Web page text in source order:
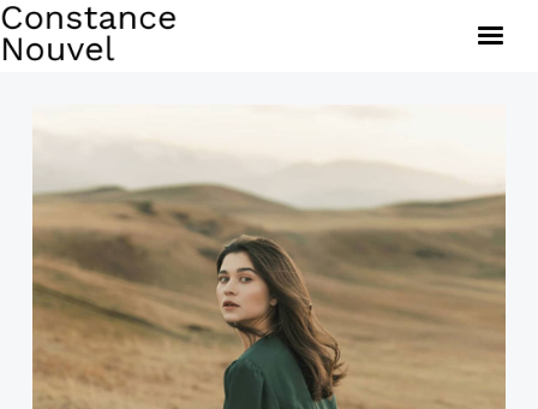
Documents
À propos
Constance Nouvel — 2020, tous droits réservés.
© Adagp